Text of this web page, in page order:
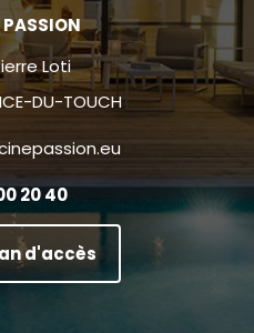
Loti
DU-TOUCH
20 40
d'accès